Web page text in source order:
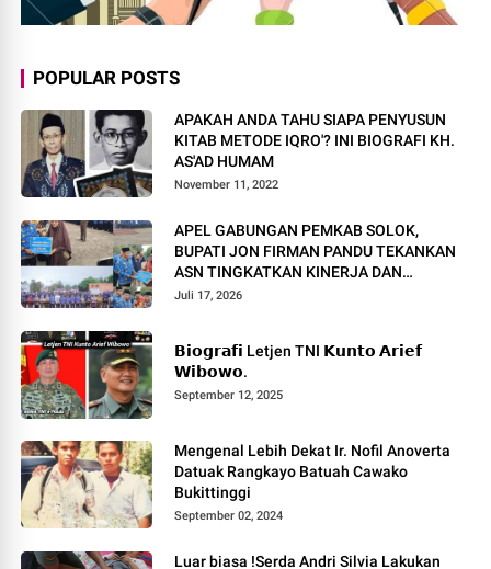
POPULAR POSTS
APAKAH ANDA TAHU SIAPA PENYUSUN
KITAB METODE IQRO'? INI BIOGRAFI KH.
AS'AD HUMAM
November 11, 2022
APEL GABUNGAN PEMKAB SOLOK,
BUPATI JON FIRMAN PANDU TEKANKAN
ASN TINGKATKAN KINERJA DAN
PELAYANAN MASYARAKAT.
Juli 17, 2026
𝗕𝗶𝗼𝗴𝗿𝗮𝗳𝗶 Letjen TNI 𝗞𝘂𝗻𝘁𝗼 𝗔𝗿𝗶𝗲𝗳
𝗪𝗶𝗯𝗼𝘄𝗼.
September 12, 2025
Mengenal Lebih Dekat Ir. Nofil Anoverta
Datuak Rangkayo Batuah Cawako
Bukittinggi
September 02, 2024
Luar biasa !Serda Andri Silvia Lakukan